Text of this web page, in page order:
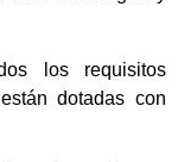
los requisitos
dotadas con